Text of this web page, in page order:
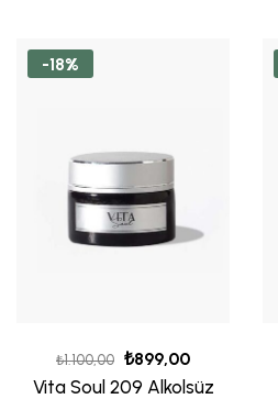
-18%
₺1.100,00 ₺899,00
Vita Soul 209 Alkolsüz